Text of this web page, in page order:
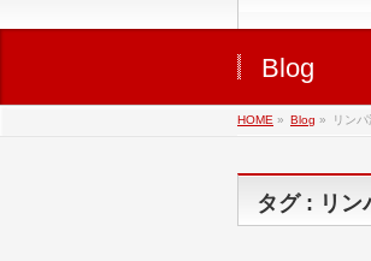
Blog
HOME » Blog » リンパ
タグ : リン